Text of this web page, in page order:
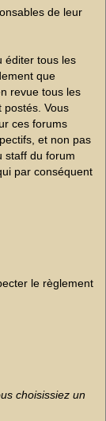
de leur
éditer tous les
que
revue tous les
postés. Vous
ces forums
et non pas
staff du forum
par conséquent
le règlement
choisissiez un